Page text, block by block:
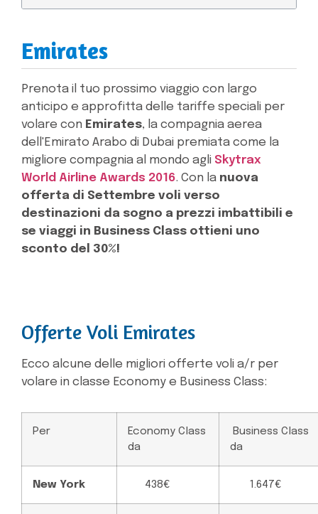
Emirates
Prenota il tuo prossimo viaggio con largo
anticipo e approfitta delle tariffe speciali per
volare con Emirates, la compagnia aerea
dell'Emirato Arabo di Dubai premiata come la
migliore compagnia al mondo agli Skytrax
World Airline Awards 2016. Con la nuova
offerta di Settembre voli verso
destinazioni da sogno a prezzi imbattibili e
se viaggi in Business Class ottieni uno
sconto del 30%!
Offerte Voli Emirates
Ecco alcune delle migliori offerte voli a/r per
volare in classe Economy e Business Class:
Per
Economy Class
da
Business Class
da
New York 438€ 1.647€